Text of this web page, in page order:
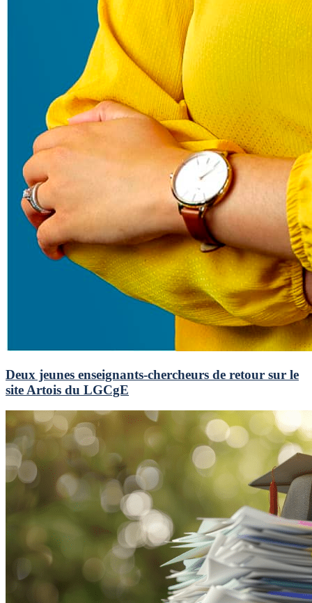
Deux jeunes enseignants-chercheurs de retour sur le
site Artois du LGCgE